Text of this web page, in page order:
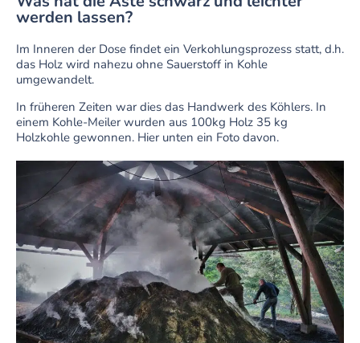
werden lassen?
Im Inneren der Dose findet ein Verkohlungsprozess statt, d.h.
das Holz wird nahezu ohne Sauerstoff in Kohle
umgewandelt.
In früheren Zeiten war dies das Handwerk des Köhlers. In
einem Kohle-Meiler wurden aus 100kg Holz 35 kg
Holzkohle gewonnen. Hier unten ein Foto davon.